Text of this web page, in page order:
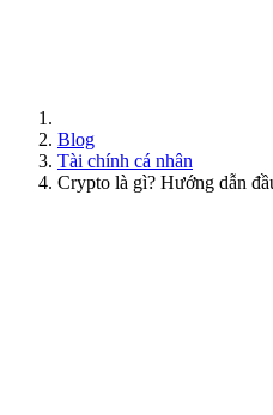
Blog
Tài chính cá nhân
Crypto là gì? Hướng dẫn